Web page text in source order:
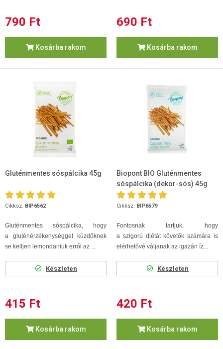
790 Ft
Kosárba rakom
690 Ft
Kosárba rakom
Gluténmentes sóspálcika 45g
Cikksz. BIP6562
Gluténmentes sóspálcika, hogy
a gluténérzékenységgel küzdőknek
se kelljen lemondaniuk erről az ...
Készleten
415 Ft
Kosárba rakom
Biopont BIO Gluténmentes
sóspálcika (dekor-sós) 45g
Cikksz. BIP6579
Fontosnak tartjuk, hogy
a szigorú diétát követők számára is
elérhetővé váljanak az igazán íz...
Készleten
420 Ft
Kosárba rakom